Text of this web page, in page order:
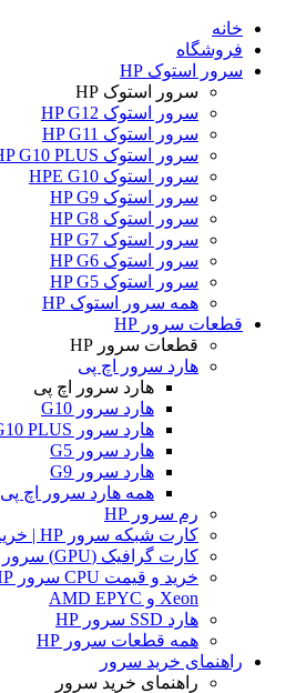
خانه
فروشگاه
سرور استوک HP
سرور استوک HP
سرور استوک HP G12
سرور استوک HP G11
سرور استوک HP G10 PLUS
سرور استوک HPE G10
سرور استوک HP G9
سرور استوک HP G8
سرور استوک HP G7
سرور استوک HP G6
سرور استوک HP G5
همه سرور استوک HP
قطعات سرور HP
قطعات سرور HP
هارد سرور اچ پی
هارد سرور اچ پی
هارد سرور G10
هارد سرور G10 PLUS
هارد سرور G5
هارد سرور G9
همه هارد سرور اچ پی
رم سرور HP
کارت شبکه سرور HP | خرید کارت شبکه HP
کارت گرافیک (GPU) سرور HP
Xeon و AMD EPYC
هارد SSD سرور HP
همه قطعات سرور HP
راهنمای خرید سرور
راهنمای خرید سرور